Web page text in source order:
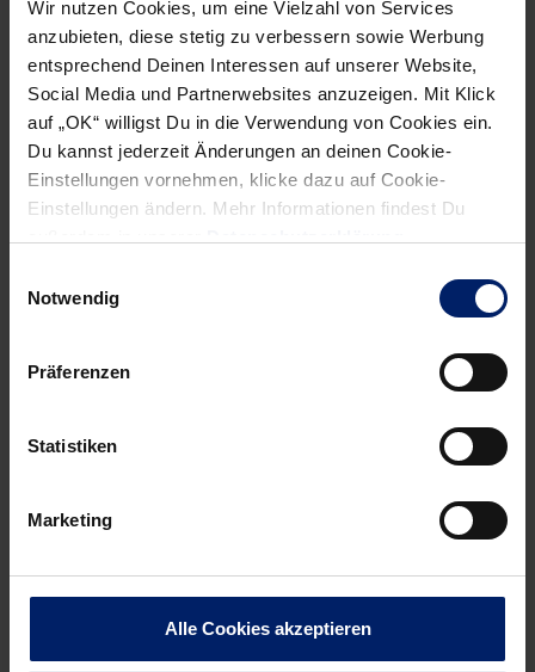
Wir nutzen Cookies, um eine Vielzahl von Services
anzubieten, diese stetig zu verbessern sowie Werbung
entsprechend Deinen Interessen auf unserer Website,
Social Media und Partnerwebsites anzuzeigen. Mit Klick
auf „OK“ willigst Du in die Verwendung von Cookies ein.
Du kannst jederzeit Änderungen an deinen Cookie-
Einstellungen vornehmen, klicke dazu auf Cookie-
Einstellungen ändern. Mehr Informationen findest Du
Notwendig
Präferenzen
Statistiken
Marketing
Alle Cookies akzeptieren
Flensburg-Handewitt sichern.
NEWSLETTER
Post
Vorjahr